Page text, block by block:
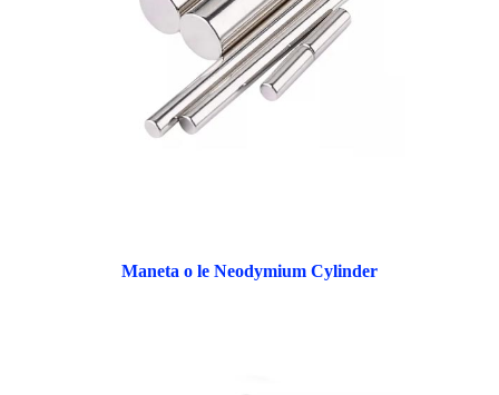
Maneta o le Neodymium Cylinder